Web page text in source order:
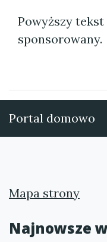
Powyższy tekst
sponsorowany.
Portal domowo
Mapa strony
Najnowsze